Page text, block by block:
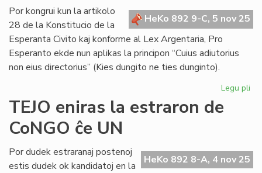
pri
HeKo 892 9-C, 5 nov 25
Por kongrui kun la artikolo
28 de la Konstitucio de la
Esperanta Civito kaj konforme al Lex Argentaria, Pro
Esperanto ekde nun aplikas la principon “Cuius adiutorius
non eius directorius” (Kies dungito ne ties dunginto).
Legu pli
28
TEJO eniras la estraron de
CoNGO ĉe UN
HeKo 892 8-A, 4 nov 25
Por dudek estraranaj postenoj
estis dudek ok kandidatoj en la